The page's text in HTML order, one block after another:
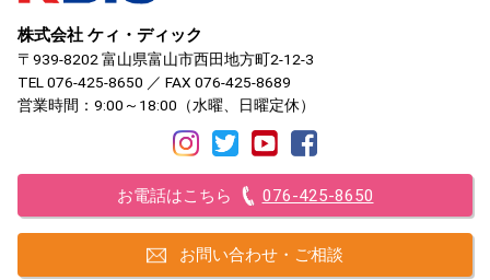
株式会社 ケィ・ディック
〒939-8202 富山県富山市西田地方町2-12-3
TEL 076-425-8650 ／ FAX 076-425-8689
営業時間：9:00～18:00（水曜、日曜定休）
お電話はこちら 076-425-8650
お問い合わせ・ご相談